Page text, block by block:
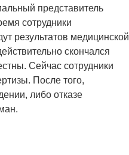
представитель
сотрудники
результатов медицинской
скончался
Сейчас сотрудники
После того,
либо отказе